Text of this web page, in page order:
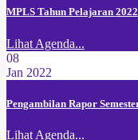
MPLS Tahun Pelajaran
Lihat Agenda...
08
Jan 2022
Pengambilan Rapor
Lihat Agenda...